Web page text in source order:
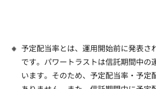
予定配当率とは、運用開始前に発表さ
です。パワートラストは信託期間中の
います。そのため、予定配当率・予定